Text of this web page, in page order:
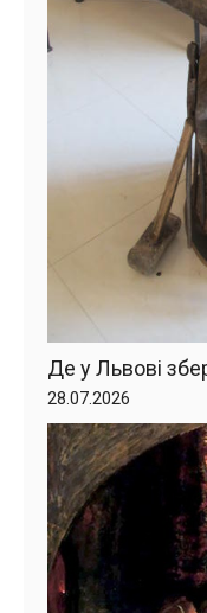
Де у Львові
28.07.2026